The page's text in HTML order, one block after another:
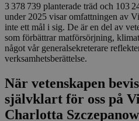
3 378 739 planterade träd och 103
under 2025 visar omfattningen av
inte ett mål i sig. De är en del av
som förbättrar matförsörjning,
något vår generalsekreterare
verksamhetsberättelse.
När vetenskapen
självklart för oss på
Charlotta